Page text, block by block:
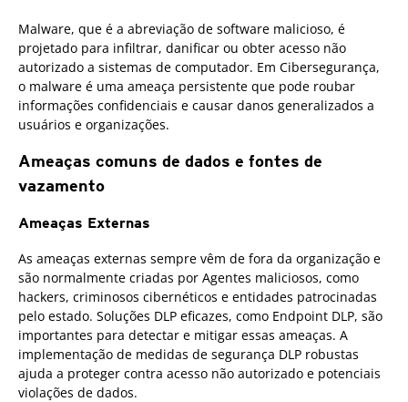
Malware, que é a abreviação de software malicioso, é
projetado para infiltrar, danificar ou obter acesso não
autorizado a sistemas de computador. Em Cibersegurança,
o malware é uma ameaça persistente que pode roubar
informações confidenciais e causar danos generalizados a
usuários e organizações.
Ameaças comuns de dados e fontes de
vazamento
Ameaças Externas
As ameaças externas sempre vêm de fora da organização e
são normalmente criadas por Agentes maliciosos, como
hackers, criminosos cibernéticos e entidades patrocinadas
pelo estado. Soluções DLP eficazes, como Endpoint DLP, são
importantes para detectar e mitigar essas ameaças. A
implementação de medidas de segurança DLP robustas
ajuda a proteger contra acesso não autorizado e potenciais
violações de dados.